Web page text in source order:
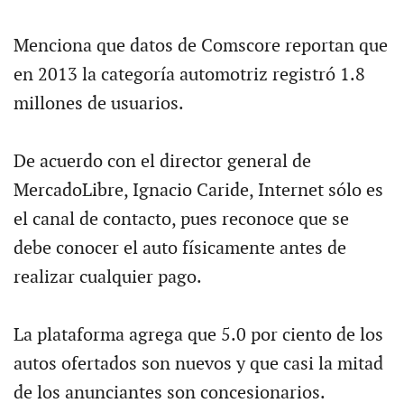
Menciona que datos de Comscore reportan que
en 2013 la categoría automotriz registró 1.8
millones de usuarios.
De acuerdo con el director general de
MercadoLibre, Ignacio Caride, Internet sólo es
el canal de contacto, pues reconoce que se
debe conocer el auto físicamente antes de
realizar cualquier pago.
La plataforma agrega que 5.0 por ciento de los
autos ofertados son nuevos y que casi la mitad
de los anunciantes son concesionarios.